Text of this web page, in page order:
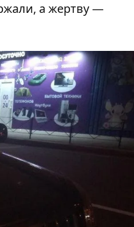
а жертву —